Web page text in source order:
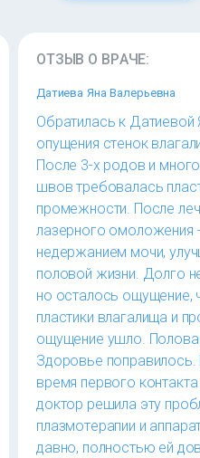
ОТЗЫВ О ВРАЧЕ:
Датиева Яна Валерьевна
Обратилась к
опущения стенок
После 3-х родов и
швов требовалась
промежности. После
лазерного омоложения
недержанием мочи,
половой жизни. Долго
но осталось ощущение,
пластики влагалища и
ощущение ушло.
Здоровье
время первого
доктор решила эту
плазмотерапии и
давно, полностью ей